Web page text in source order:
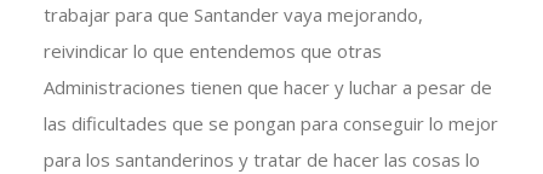
trabajar para que Santander vaya mejorando,
reivindicar lo que entendemos que otras
Administraciones tienen que hacer y luchar a pesar de
las dificultades que se pongan para conseguir lo mejor
para los santanderinos y tratar de hacer las cosas lo